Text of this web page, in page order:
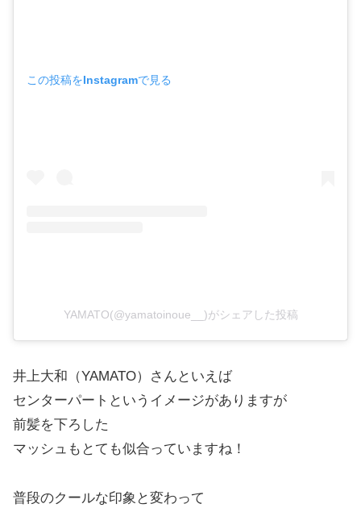
この投稿をInstagramで見る
YAMATO(@yamatoinoue__)がシェアした投稿
井上大和（YAMATO）さんといえば
センターパートというイメージがありますが
前髪を下ろした
マッシュもとても似合っていますね！
普段のクールな印象と変わって